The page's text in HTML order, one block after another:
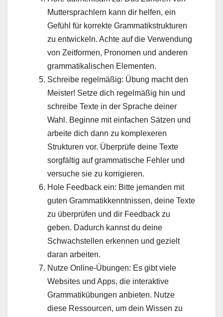
Muttersprachlern kann dir helfen, ein
Gefühl für korrekte Grammatikstrukturen
zu entwickeln. Achte auf die Verwendung
von Zeitformen, Pronomen und anderen
grammatikalischen Elementen.
Schreibe regelmäßig: Übung macht den
Meister! Setze dich regelmäßig hin und
schreibe Texte in der Sprache deiner
Wahl. Beginne mit einfachen Sätzen und
arbeite dich dann zu komplexeren
Strukturen vor. Überprüfe deine Texte
sorgfältig auf grammatische Fehler und
versuche sie zu korrigieren.
Hole Feedback ein: Bitte jemanden mit
guten Grammatikkenntnissen, deine Texte
zu überprüfen und dir Feedback zu
geben. Dadurch kannst du deine
Schwachstellen erkennen und gezielt
daran arbeiten.
Nutze Online-Übungen: Es gibt viele
Websites und Apps, die interaktive
Grammatikübungen anbieten. Nutze
diese Ressourcen, um dein Wissen zu